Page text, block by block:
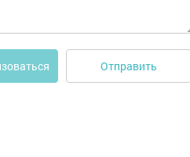
Отправить